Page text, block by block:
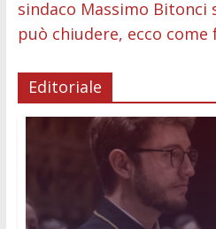
sindaco Massimo Bitonci
può chiudere, ecco come
Editoriale